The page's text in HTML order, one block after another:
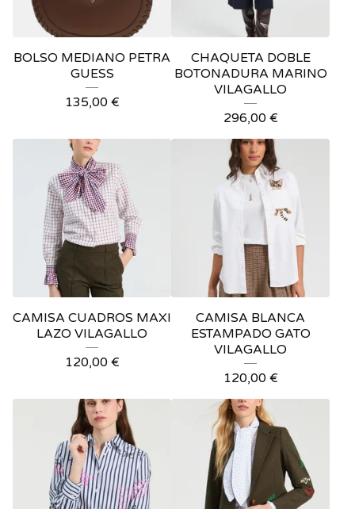
BOLSO MEDIANO PETRA
GUESS
135,00 €
CHAQUETA DOBLE
BOTONADURA MARINO
VILAGALLO
296,00 €
CAMISA CUADROS MAXI
LAZO VILAGALLO
120,00 €
CAMISA BLANCA
ESTAMPADO GATO
VILAGALLO
120,00 €